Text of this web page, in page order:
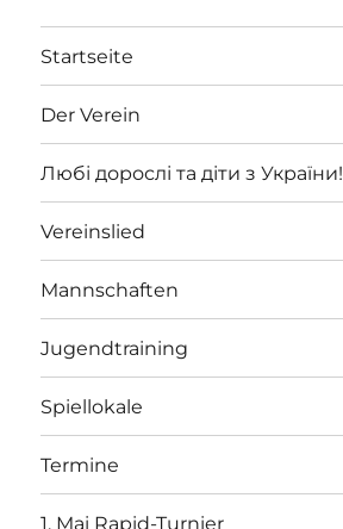
Startseite
Der Verein
Любі дорослі та діти з України!
Vereinslied
Mannschaften
Jugendtraining
Spiellokale
Termine
1. Mai Rapid-Turnier